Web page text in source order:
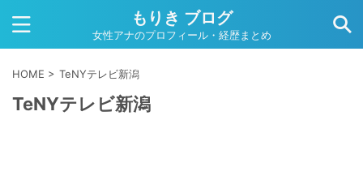
もりき ブログ
女性アナのプロフィール・経歴まとめ
HOME > TeNYテレビ新潟
TeNYテレビ新潟